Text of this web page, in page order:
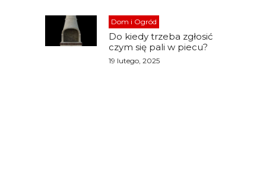
Dom i Ogród
Do kiedy trzeba zgłosić
czym się pali w piecu?
19 lutego, 2025